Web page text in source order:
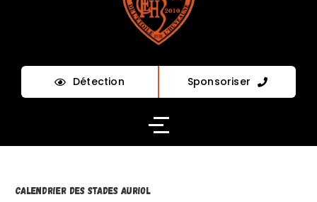
Détection Sponsoriser
Calendrier des stades auriol